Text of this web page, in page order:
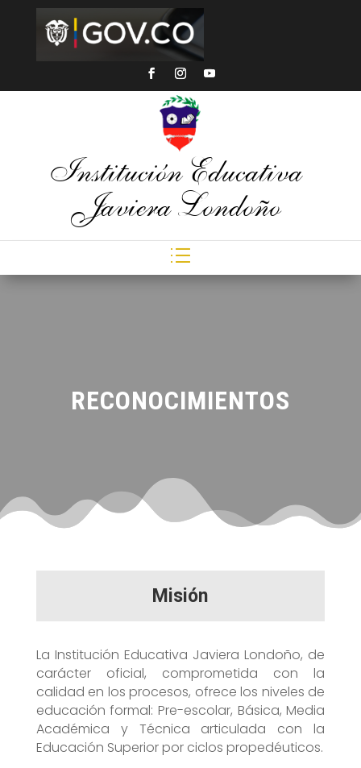
Institución Educativa
Javiera Londoño
RECONOCIMIENTOS
Misión
La Institución Educativa Javiera Londoño, de
carácter oficial, comprometida con la
calidad en los procesos, ofrece los niveles de
educación formal: Pre-escolar, Básica, Media
Académica y Técnica articulada con la
Educación Superior por ciclos propedéuticos.